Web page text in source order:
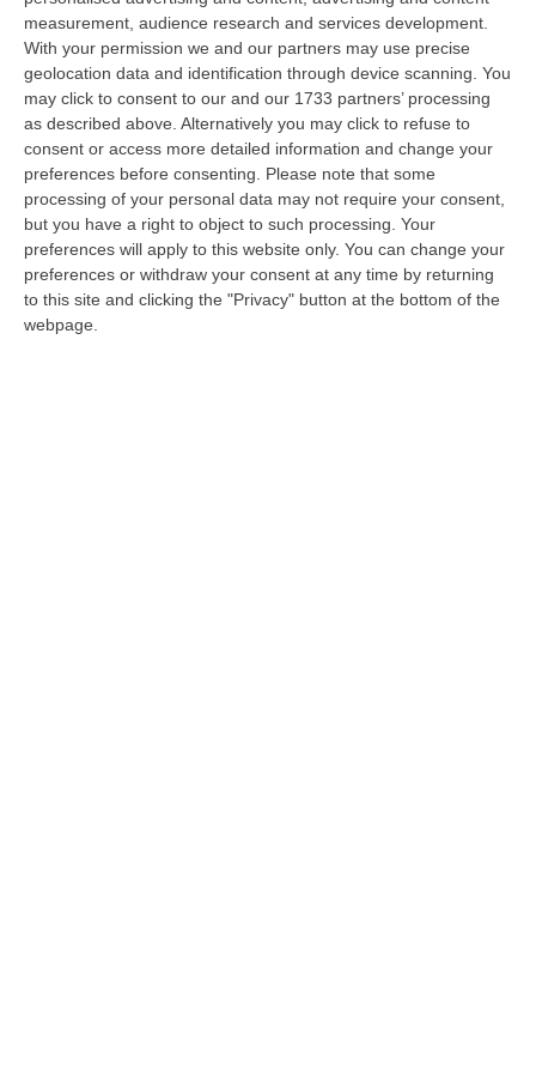
measurement, audience research and services development.
With your permission we and our partners may use precise
geolocation data and identification through device scanning. You
may click to consent to our and our 1733 partners’ processing
as described above. Alternatively you may click to refuse to
consent or access more detailed information and change your
preferences before consenting.
Please note that some
processing of your personal data may not require your consent,
but you have a right to object to such processing. Your
preferences will apply to this website only. You can change your
preferences or withdraw your consent at any time by returning
to this site and clicking the "Privacy" button at the bottom of the
webpage.
tutela sul lavoro vengono percepite come un
costo e non una necessità, come un intralcio
alle attività produttive. Basterebbe
accorgersi però che i morti sul lavoro attuali
e le modalità sono le stesse di cinquant’anni
fa». «In Italia – ha detto poi – non abbiamo
un sistema efficace per identificare le
imprese, si mira a mantenere lo status quo».